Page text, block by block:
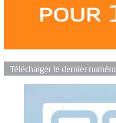
Télécharger le dernier numéro